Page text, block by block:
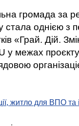
громада за
стала однією
«Грай. Дій.
у межах
житло для ВПО